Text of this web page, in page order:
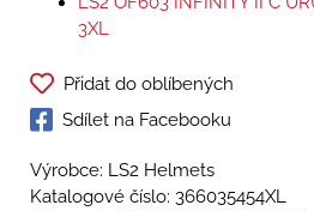
3XL
Přidat do oblíbených
Sdílet na Facebooku
Výrobce: LS2 Helmets
Katalogové číslo: 366035454XL